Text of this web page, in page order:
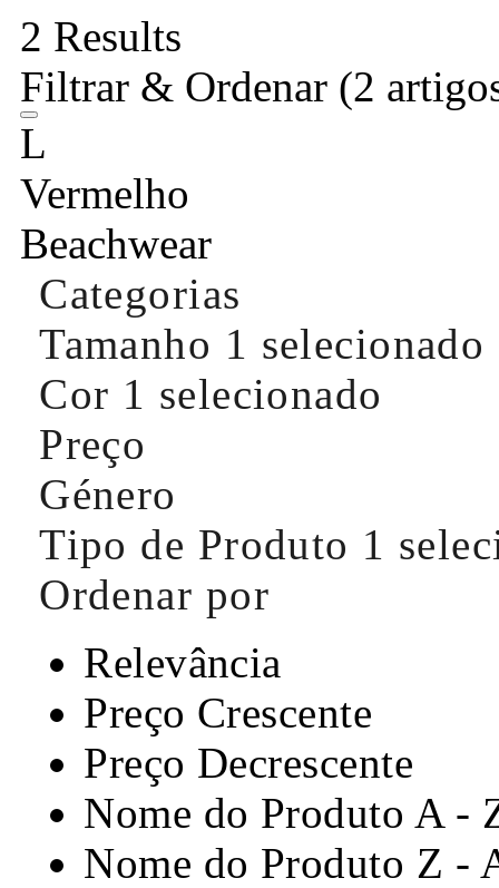
2 Results
Filtrar & Ordenar (2
L
Vermelho
Beachwear
Categorias
Tamanho 1 selecionado
Cor 1 selecionado
Preço
Género
Tipo de Produto 1
Ordenar por
Relevância
Preço Crescente
Preço Decrescente
Nome do Produto A -
Nome do Produto Z -